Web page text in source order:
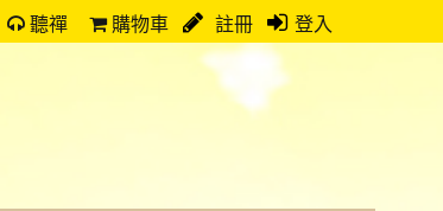
聽禪 購物車 註冊 登入